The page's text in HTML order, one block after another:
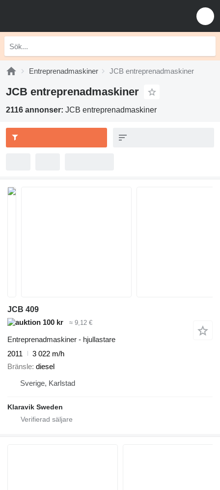
Entreprenadmaskiner JCB entreprenadmaskiner
JCB entreprenadmaskiner
2116 annonser: JCB entreprenadmaskiner
JCB 409
100 kr
≈ 9,12 €
Entreprenadmaskiner - hjullastare
2011
3 022 m/h
Bränsle diesel
Sverige, Karlstad
Klaravik Sweden